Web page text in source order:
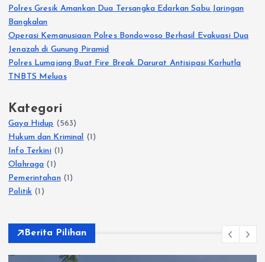
Polres Gresik Amankan Dua Tersangka Edarkan Sabu Jaringan
Bangkalan
Operasi Kemanusiaan Polres Bondowoso Berhasil Evakuasi Dua
Jenazah di Gunung Piramid
Polres Lumajang Buat Fire Break Darurat Antisipasi Karhutla
TNBTS Meluas
Kategori
Gaya Hidup (563)
Hukum dan Kriminal (1)
Info Terkini(1)
Olahraga (1)
Pemerintahan(1)
Politik (1)
Berita Pilihan